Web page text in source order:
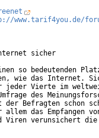
www.tarif4you.de/
sicher
so bedeutenden
wie das Internet.
jeder Vierte im
des
der Befragten schon
das Empfangen
Viren verunsichert die